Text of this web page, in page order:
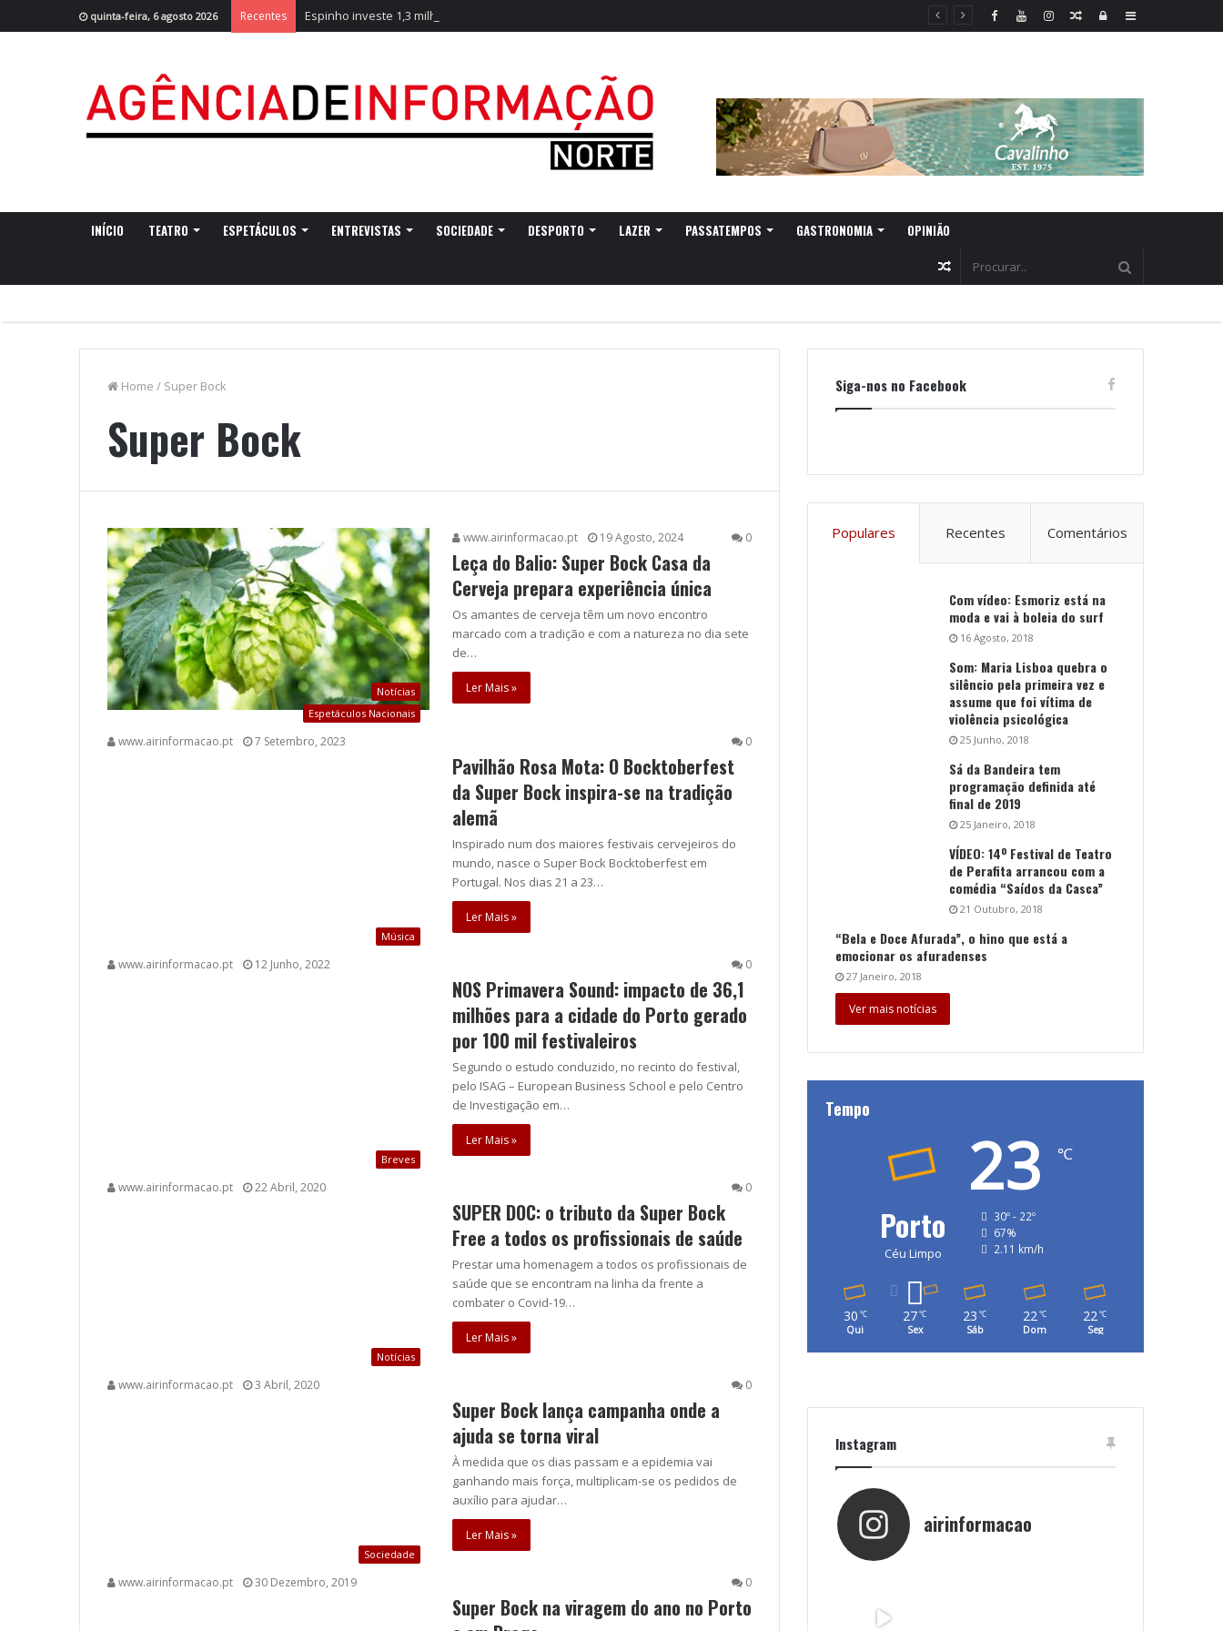
quinta-feira, 6 agosto 2026 Recentes Espinho investe 1,3 milhões de euros em refeições escolares Sidebar
Log
Random
INÍCIO TEATRO ESPETÁCULOS ENTREVISTAS SOCIEDADE DESPORTO LAZER PASSATEMPOS GASTRONOMIA OPINIÃO
Random
Home / Super Bock
Super Bock
Notícias
www.airinformacao.pt 19 Agosto, 2024 0
Leça do Balio: Super Bock Casa da
Cerveja prepara experiência única
Os amantes de cerveja têm um novo encontro
marcado com a tradição e com a natureza no dia sete
de…
Ler Mais »
Espetáculos Nacionais
www.airinformacao.pt 7 Setembro, 2023 0
Pavilhão Rosa Mota: O Bocktoberfest
da Super Bock inspira-se na tradição
alemã
Inspirado num dos maiores festivais cervejeiros do
mundo, nasce o Super Bock Bocktoberfest em
Portugal. Nos dias 21 a 23…
Ler Mais »
Música
www.airinformacao.pt 12 Junho, 2022 0
NOS Primavera Sound: impacto de 36,1
milhões para a cidade do Porto gerado
por 100 mil festivaleiros
Segundo o estudo conduzido, no recinto do festival,
pelo ISAG – European Business School e pelo Centro
de Investigação em…
Ler Mais »
Breves
www.airinformacao.pt 22 Abril, 2020 0
SUPER DOC: o tributo da Super Bock
Free a todos os profissionais de saúde
Prestar uma homenagem a todos os profissionais de
saúde que se encontram na linha da frente a
combater o Covid-19…
Ler Mais »
Notícias
www.airinformacao.pt 3 Abril, 2020 0
Super Bock lança campanha onde a
ajuda se torna viral
À medida que os dias passam e a epidemia vai
ganhando mais força, multiplicam-se os pedidos de
auxílio para ajudar…
Ler Mais »
Sociedade
www.airinformacao.pt 30 Dezembro, 2019 0
Super Bock na viragem do ano no Porto
Siga-nos no Facebook
Populares Recentes Comentários
Com vídeo: Esmoriz está na
moda e vai à boleia do surf
16 Agosto, 2018
Som: Maria Lisboa quebra o
silêncio pela primeira vez e
assume que foi vítima de
violência psicológica
25 Junho, 2018
Sá da Bandeira tem
programação definida até
final de 2019
25 Janeiro, 2018
VÍDEO: 14º Festival de Teatro
de Perafita arrancou com a
comédia “Saídos da Casca”
21 Outubro, 2018
“Bela e Doce Afurada”, o hino que está a
emocionar os afuradenses
27 Janeiro, 2018
Ver mais notícias
Tempo
Porto
Céu Limpo
23 ℃
30º - 22º
67%
2.11 km/h
30 ℃
Qui
27℃
Sex
23 ℃
Sáb
22℃
Dom
22℃
Seg
Instagram
airinformacao